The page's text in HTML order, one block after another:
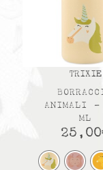
TRIXIE
ANIMALI
ML
25,00